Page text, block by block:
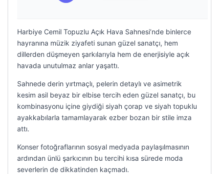
Harbiye Cemil Topuzlu Açık Hava Sahnesi’nde binlerce
hayranına müzik ziyafeti sunan güzel sanatçı, hem
dillerden düşmeyen şarkılarıyla hem de enerjisiyle açık
havada unutulmaz anlar yaşattı.
Sahnede derin yırtmaçlı, pelerin detaylı ve asimetrik
kesim asil beyaz bir elbise tercih eden güzel sanatçı, bu
kombinasyonu içine giydiği siyah çorap ve siyah topuklu
ayakkabılarla tamamlayarak ezber bozan bir stile imza
attı.
Konser fotoğraflarının sosyal medyada paylaşılmasının
ardından ünlü şarkıcının bu tercihi kısa sürede moda
severlerin de dikkatinden kaçmadı.